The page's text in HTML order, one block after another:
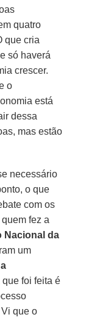
quatro
que cria
só haverá
crescer.
o
está
dessa
mas estão
necessário
o que
com os
fez a
Nacional da
um
que foi feita é
que o